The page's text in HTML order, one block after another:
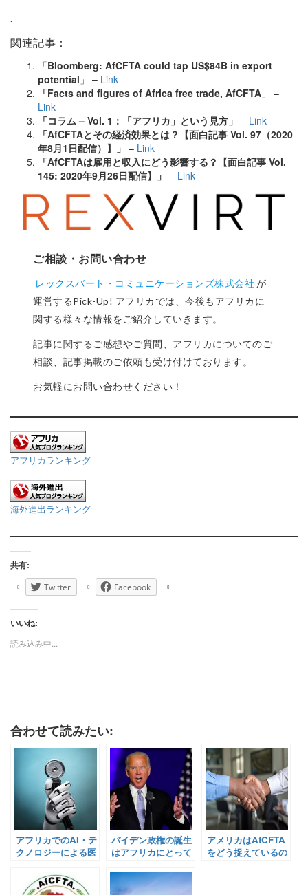
.
関連記事：
「Bloomberg: AfCFTA could tap US$84B in export
potential 」 – Link
「Facts and figures of Africa free trade, AfCFTA 」 –
Link
「コラム – Vol. 1：「アフリカ」という見方 」 – Link
「AfCFTAとその経済効果とは？【面白記事 Vol. 97（2020
年8月1日配信）】
」 – Link
「AfCFTAは雇用と収入にどう影響する？【面白記事 Vol.
145: 2020年9月26日配信】」 – Link
ご相談・お問い合わせ
レックスバート・コミュニケーションズ株式会社 が
運営するPick-Up! アフリカでは、今後もアフリカに
関する様々な情報をご紹介していきます。
記事に関するご感想やご質問、アフリカについてのご
相談、記事掲載のご依頼も受け付けております。
お気軽にお問い合わせください！
アフリカランキング
海外進出ランキング
共有:
Twitter Facebook
いいね:
読み込み中...
合わせて読みたい:
アフリカでのAI・テ
クノロジーによる医
Vol. 140: 2020年9月
21日配信】
バイデン政権の誕生
はアフリカにとって
か【Pick-Up! アフ
リカ Vol. 32 (投稿：
アメリカはAfCFTA
をどう捉えているの